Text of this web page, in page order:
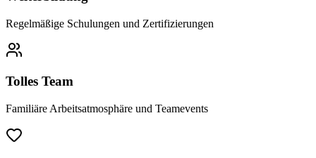
Regelmäßige Schulungen und Zertifizierungen
Tolles Team
Familiäre Arbeitsatmosphäre und Teamevents